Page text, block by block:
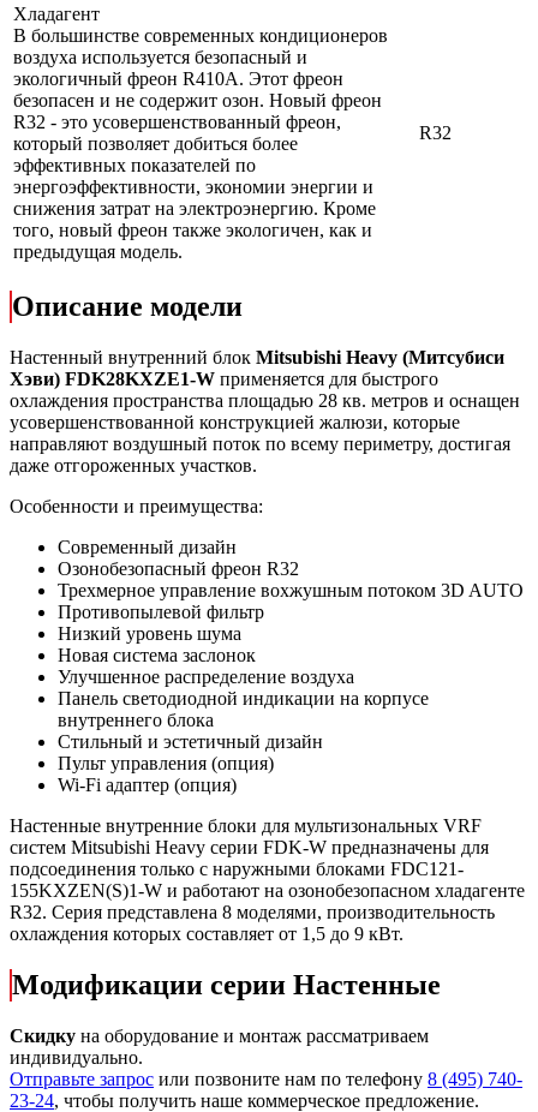
Хладагент
В большинстве современных кондиционеров
воздуха используется безопасный и
экологичный фреон R410A. Этот фреон
безопасен и не содержит озон. Новый фреон
R32 - это усовершенствованный фреон,
который позволяет добиться более
эффективных показателей по
энергоэффективности, экономии энергии и
снижения затрат на электроэнергию. Кроме
того, новый фреон также экологичен, как и
предыдущая модель.
R32
Описание модели
Настенный внутренний блок Mitsubishi Heavy (Митсубиси
Хэви) FDK28KXZE1-W применяется для быстрого
охлаждения пространства площадью 28 кв. метров и оснащен
усовершенствованной конструкцией жалюзи, которые
направляют воздушный поток по всему периметру, достигая
даже отгороженных участков.
Особенности и преимущества:
Современный дизайн
Озонобезопасный фреон R32
Трехмерное управление вохжушным потоком 3D AUTO
Противопылевой фильтр
Низкий уровень шума
Новая система заслонок
Улучшенное распределение воздуха
Панель светодиодной индикации на корпусе
внутреннего блока
Стильный и эстетичный дизайн
Пульт управления (опция)
Wi-Fi адаптер (опция)
Настенные внутренние блоки для мультизональных VRF
систем Mitsubishi Heavy серии FDK-W предназначены для
подсоединения только с наружными блоками FDC121-
155KXZEN(S)1-W и работают на озонобезопасном хладагенте
R32. Серия представлена 8 моделями, производительность
охлаждения которых составляет от 1,5 до 9 кВт.
Модификации серии Настенные
Скидку на оборудование и монтаж рассматриваем
индивидуально.
Отправьте запрос или позвоните нам по телефону 8 (495) 740-
23-24, чтобы получить наше коммерческое предложение.